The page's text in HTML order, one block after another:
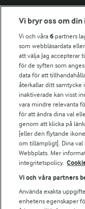
Fler Arlasajter
För ägare
Arlas kundportal
Arla.com
Falbygdens Ost
Arla webbshop
Bildbank
Följ oss
Vi bryr oss om
Vi och våra6 partners
som webbläsardata
att välja Jag accepterar
för de syften som
data för att
återkallar ditt samtycke
inaktiverade kan visst
vara mindre relevanta
för att ändra dina val
genom att klicka på
[eller den flytande
om tillämpligt]. Dina
Webbplats. Mer
integritetspolicy.
Vi och våra partners
Använda exakta
enhetens egenskaper